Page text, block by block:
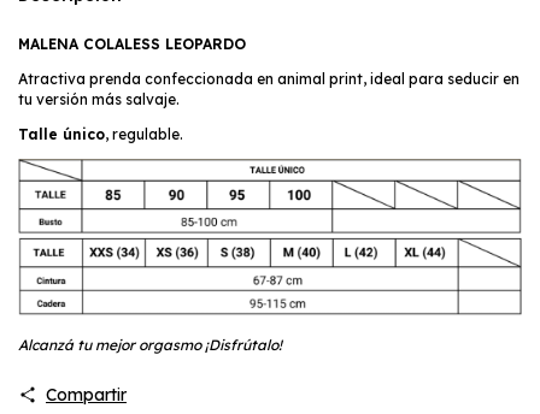
MALENA COLALESS LEOPARDO
Atractiva prenda confeccionada en animal print, ideal para seducir en
tu versión más salvaje.
Talle único, regulable.
Alcanzá tu mejor orgasmo ¡Disfrútalo!
Compartir